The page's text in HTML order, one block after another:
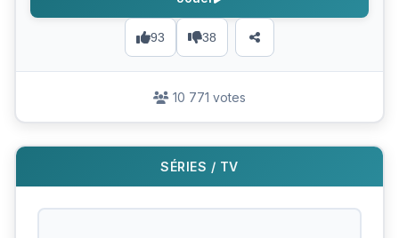
93 38
10 771 votes
SÉRIES / TV